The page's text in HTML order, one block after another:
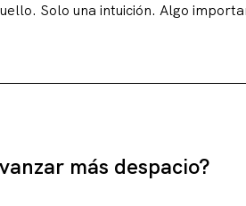
Solo una intuición. Algo
más despacio?